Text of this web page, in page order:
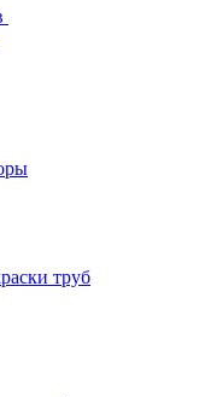
труб